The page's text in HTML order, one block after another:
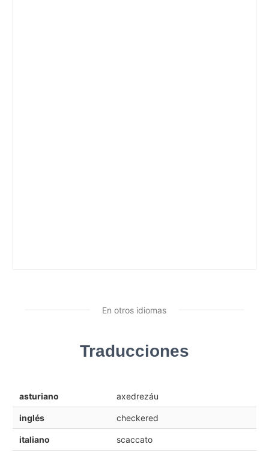
En otros idiomas
Traducciones
asturiano axedrezáu
inglés checkered
italiano scaccato